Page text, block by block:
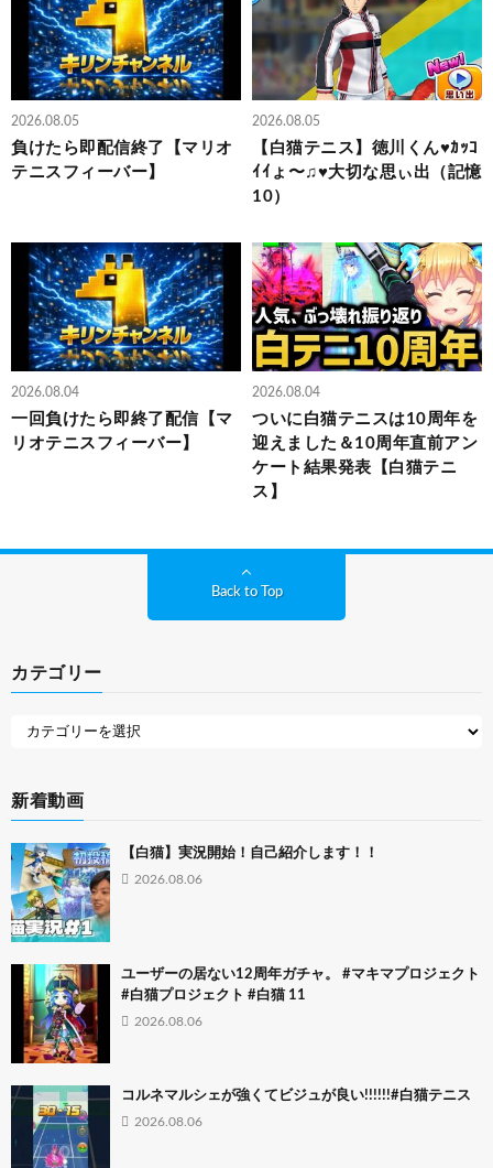
2026.08.05
負けたら即配信終了【マリオ
テニスフィーバー】
2026.08.05
【白猫テニス】徳川くん♥ｶｯｺ
ｲｲょ〜♫♥大切な思ぃ出（記憶
10）
2026.08.04
一回負けたら即終了配信【マ
リオテニスフィーバー】
2026.08.04
ついに白猫テニスは10周年を
迎えました＆10周年直前アン
ケート結果発表【白猫テニ
ス】
Back to Top
カテゴリー
新着動画
【白猫】実況開始！自己紹介します！！
2026.08.06
ユーザーの居ない12周年ガチャ。 #マキマプロジェクト
#白猫プロジェクト #白猫 11
2026.08.06
コルネマルシェが強くてビジュが良い!!!!!!#白猫テニス
2026.08.06